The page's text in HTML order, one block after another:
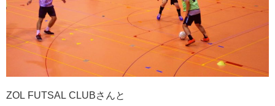
ZOL FUTSAL CLUBさんと